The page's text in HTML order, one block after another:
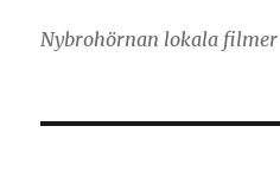
Nybrohörnan lokala filmer